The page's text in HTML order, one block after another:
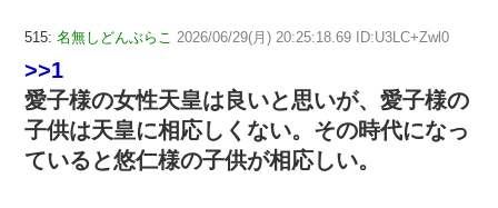
515: 名無しどんぶらこ 2026/06/29(月) 20:25:18.69 ID:U3LC+Zwl0
>>1
愛子様の女性天皇は良いと思いが、愛子様の
子供は天皇に相応しくない。その時代になっ
ていると悠仁様の子供が相応しい。